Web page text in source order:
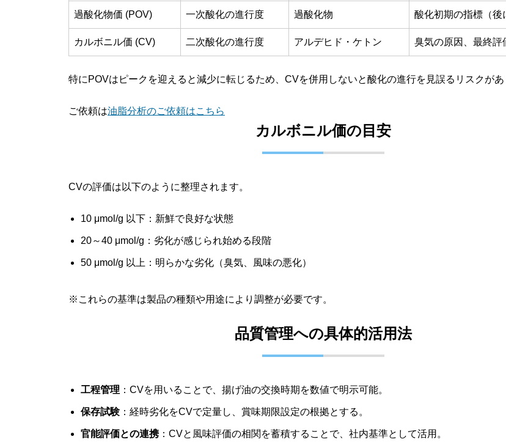
過酸化物価 (POV) 一次酸化の進行度 過酸化物 酸化初期の指標（後
カルボニル価 (CV) 二次酸化の進行度 アルデヒド・ケトン 臭気の原因、最終評
特にPOVはピークを迎えると減少に転じるため、CVを併用しないと酸化の進行を見誤るリスクがあ
ご依頼は油脂分析のご依頼はこちら
カルボニル価の目安
CVの評価は以下のように整理されます。
10 μmol/g 以下：新鮮で良好な状態
20～40 μmol/g：劣化が感じられ始める段階
50 μmol/g 以上：明らかな劣化（臭気、風味の悪化）
※これらの基準は製品の種類や用途により調整が必要です。
品質管理への具体的活用法
工程管理 ：CVを用いることで、揚げ油の交換時期を数値で明示可能。
保存試験：経時劣化をCVで定量し、賞味期限設定の根拠とする。
官能評価との連携：CVと風味評価の相関を蓄積することで、社内基準として活用。